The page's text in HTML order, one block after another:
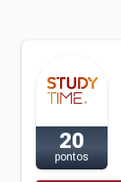
20
pontos